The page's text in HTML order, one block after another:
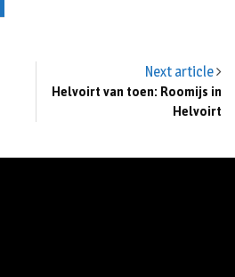
Next article
Helvoirt van toen: Roomijs in
Helvoirt